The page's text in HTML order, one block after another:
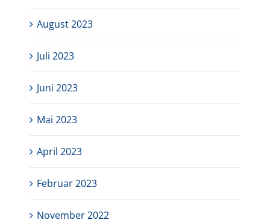
August 2023
Juli 2023
Juni 2023
Mai 2023
April 2023
Februar 2023
November 2022